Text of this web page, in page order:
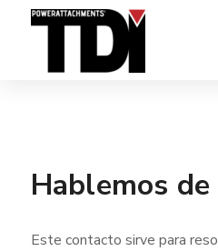
Hablemos
Este contacto sirve para